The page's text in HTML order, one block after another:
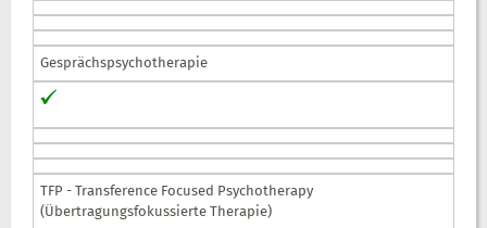
Gesprächspsychotherapie
TFP - Transference Focused Psychotherapy
(Übertragungsfokussierte Therapie)